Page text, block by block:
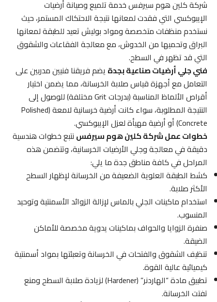
شركة كلين هوم سيرفس خدمة تلميع وصيانة أرضيات
الإيبوكسي التي فقدت لمعانها نتيجة الاحتكاك المستمر، حيث
نستخدم منظفات متخصصة ومواد بوليش تعيد للطبقة لمعانها
البراق وتحميها من الخدوش، مع معالجة الفقاعات والشقوق
التي قد تظهر في السطح.
فني جلي أرضيات صناعية بجدةيضم فريقنا فنيين مدربين على
التعامل مع أجهزة قياس صلابة الخرسانة، مما يضمن اختيار
أقراص الألماظ المناسبة (بدرجات Grit مختلفة) للوصول إلى
النتيجة المطلوبة، سواء كانت أرضية خرسانية لامعة (Polished
Concrete) أو أرضية مهيأة لعزل الإيبوكسي.
خطوات عمل شركة كلين هوم سيرفسنتبع خطوات هندسية
دقيقة في معالجة وجلي الأرضيات الخرسانية، وتتضمن هذه
المراحل في كافة مناطق جدة ما يلي:
كشط الطبقة العلوية الضعيفة من الخرسانة لإظهار السطح
الأكثر صلابة.
استخدام ماكينات الجلي بالماس لإزالة الزوائد الأسمنتية وتوحيد
المنسوب.
صنفرة الزوايا والحواف بماكينات يدوية مخصصة للأماكن
الضيقة.
تنظيف الشقوق والفتحات في الخرسانة وتعبئتها بمواد أسمنتية
كيميائية عالية القوة.
تطبيق مادة “الهاردنر” (Hardener) لزيادة صلابة السطح ومنع
تفتت الخرسانة.